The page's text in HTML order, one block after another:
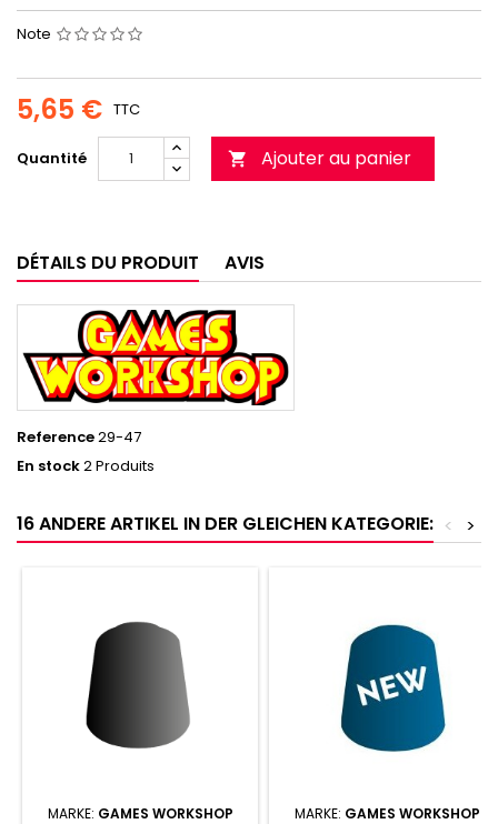
Note
5,65 € TTC
Quantité  Ajouter au panier
DÉTAILS DU PRODUIT AVIS
Reference29-47
En stock2 Produits
16 ANDERE ARTIKEL IN DER GLEICHEN KATEGORIE: >
<
MARKE: GAMES WORKSHOP MARKE: GAMES WORKSHOP